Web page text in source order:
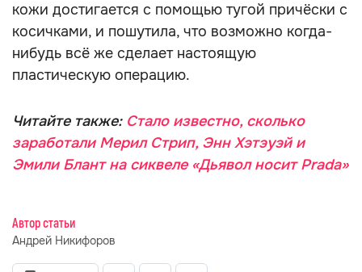
кожи достигается с помощью тугой причёски с
косичками, и пошутила, что возможно когда-
нибудь всё же сделает настоящую
пластическую операцию.
Читайте также: Стало известно, сколько
заработали Мерил Стрип, Энн Хэтэуэй и
Эмили Блант на сиквеле «Дьявол носит Prada»
Автор статьи
Андрей Никифоров